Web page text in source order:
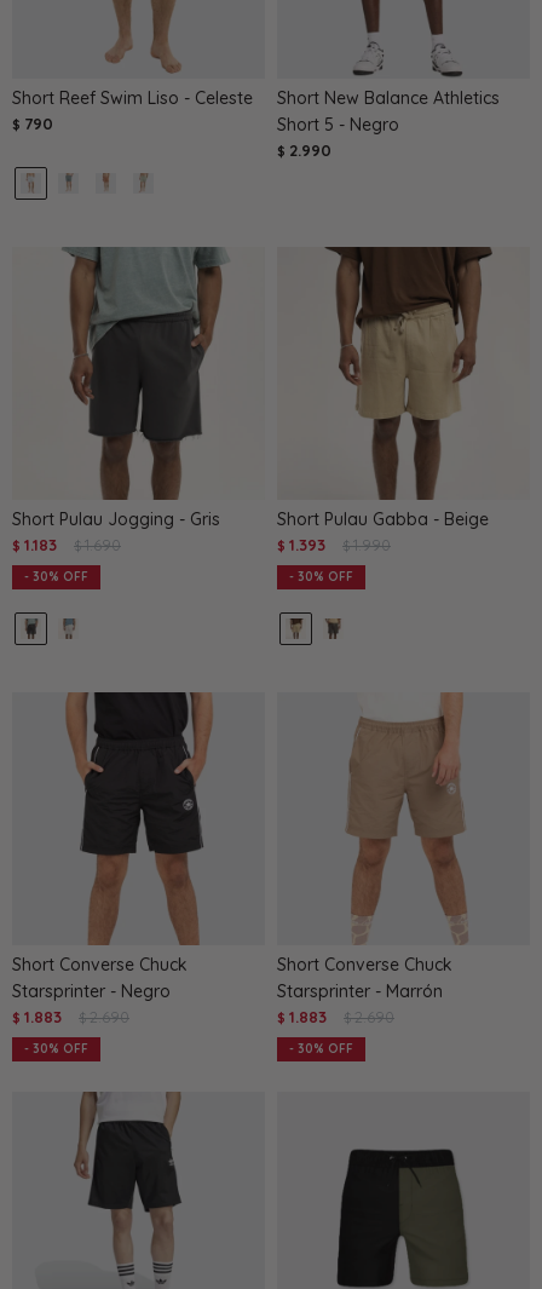
Short Reef Swim Liso - Celeste
$ 790
Short New Balance Athletics
Short 5 - Negro
$ 2.990
Short Pulau Jogging - Gris
$ 1.183 $ 1.690
30
Short Pulau Gabba - Beige
$ 1.393 $ 1.990
30
Short Converse Chuck
Starsprinter - Negro
$ 1.883 $ 2.690
30
Short Converse Chuck
Starsprinter - Marrón
$ 1.883 $ 2.690
30